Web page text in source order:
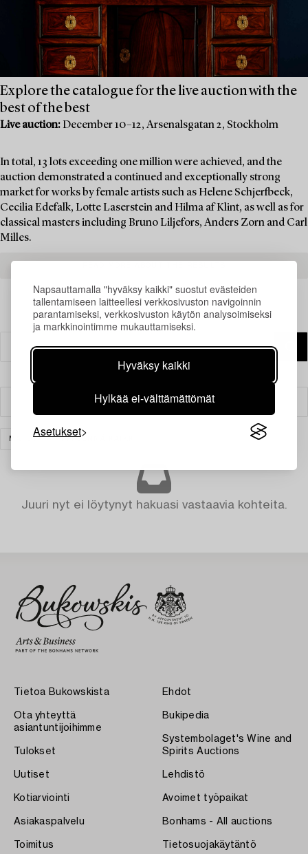
Napsauttamalla "hyväksy kaikki" suostut evästeiden
tallentamiseen laitteellesi verkkosivuston navigoinnin
parantamiseksi, verkkosivuston käytön analysoimiseksi
ja markkinointimme mukauttamiseksi.
Hyväksy kaikki
Hylkää ei-välttämättömät
Asetukset
Explore the catalogue for the live auction with the
best of the best
Live auction: December 10–12, Arsenalsgatan 2, Stockholm
In total, 13 lots exceeding one million were achieved, and the
auction demonstrated a continued and exceptionally strong
market for works by female artists such as Helene Schjerfbeck,
Cecilia Edefalk, Lotte Laserstein and Hilma af Klint, as well as for
classical masters including Bruno Liljefors, Anders Zorn and Carl
Milles.
Suodatin
MATOT TYHJENNÄ KAIKKI
Juuri nyt ei löytynyt hakuasi vastaavia kohteita.
Tietoa Bukowskista
Ota yhteyttä
asiantuntijoihimme
Tulokset
Uutiset
Kotiarviointi
Asiakaspalvelu
Toimitus
Ehdot
Bukipedia
Systembolaget's Wine and
Spirits Auctions
Lehdistö
Avoimet työpaikat
Bonhams - All auctions
Tietosuojakäytäntö